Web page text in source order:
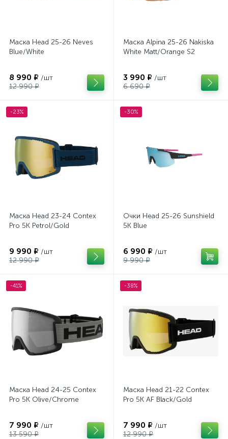
Маска Head 25-26 Neves
Blue/White
8 990 ₽ /шт
12 990 ₽
Маска Alpina 25-26 Nakiska
White Matt/Orange S2
3 990 ₽ /шт
6 690 ₽
-23%
Маска Head 23-24 Contex
Pro 5K Petrol/Gold
9 990 ₽ /шт
12 990 ₽
-30%
Очки Head 25-26 Sunshield
5K Blue
6 990 ₽ /шт
9 990 ₽
-41%
Маска Head 24-25 Contex
Pro 5K Olive/Chrome
7 990 ₽ /шт
13 590 ₽
-38%
Маска Head 21-22 Contex
Pro 5K AF Black/Gold
7 990 ₽ /шт
12 990 ₽